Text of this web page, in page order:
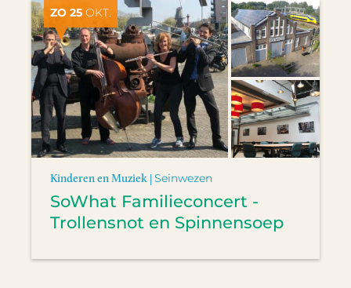
ZO 25 OKT.
Kinderen en Muziek |Seinwezen
SoWhat Familieconcert -
Trollensnot en Spinnensoep